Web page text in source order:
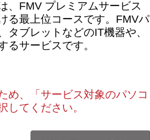
、FMV プレミアムサービス
る最上位コースです。FMVパ
タブレットなどのIT機器や、
るサービスです。
め、「サービス対象のパソコ
してください。